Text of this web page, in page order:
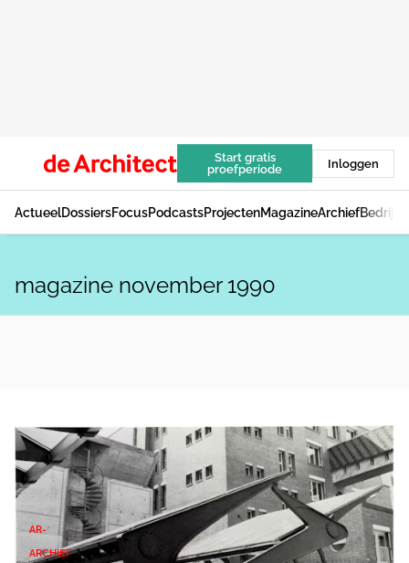
Start gratis
proefperiode
Inloggen
ActueelDossiersFocusPodcastsProjectenMagazineArchief
magazine november 1990
AR-
ARCHIEF